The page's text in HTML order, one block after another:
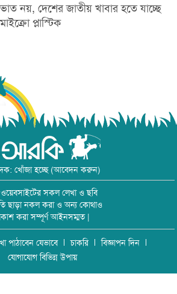
ভাত নয়, দেশের জাতীয় খাবার হতে যাচ্ছে
মাইক্রো প্লাস্টিক
খোঁজা হচ্ছে (আবেদন করুন)
সকল লেখা ও ছবি
ছাড়া নকল করা ও অন্য কোথাও
করা সম্পূর্ণ আইনসম্মত |
পাঠাবেন যেভাবে চাকরি
বিজ্ঞাপন দিন
যোগাযোগ বিভিন্ন উপায়